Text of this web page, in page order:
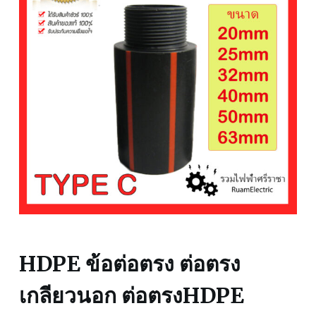
HDPE ข้อต่อตรง ต่อตรง
เกลียวนอก ต่อตรงHDPE